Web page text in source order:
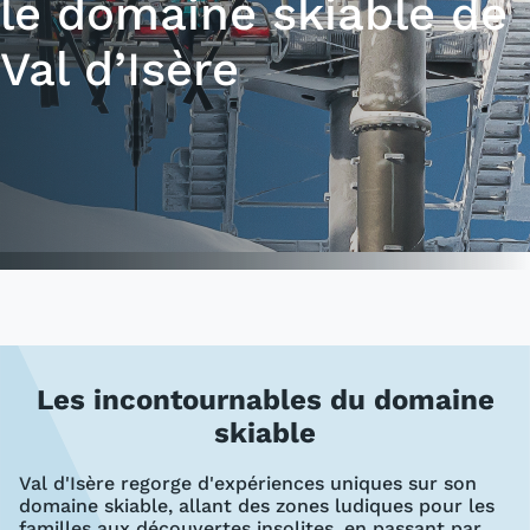
le domaine skiable de
Val d’Isère
Les incontournables du domaine
skiable
Val d'Isère regorge d'expériences uniques sur son
domaine skiable, allant des zones ludiques pour les